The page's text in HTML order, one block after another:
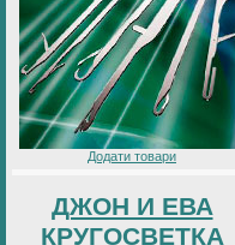
Додати товари
ДЖОН И ЕВА
КРУГОСВЕТКА